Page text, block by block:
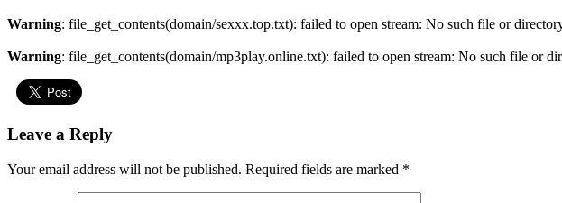
Warning: file_get_contents(domain/sexxx.top.txt): failed to open stream: No such file or
Warning: file_get_contents(domain/mp3play.online.txt): failed to open stream: No such file or
Leave a Reply
Your email address will not be published. Required fields are marked *